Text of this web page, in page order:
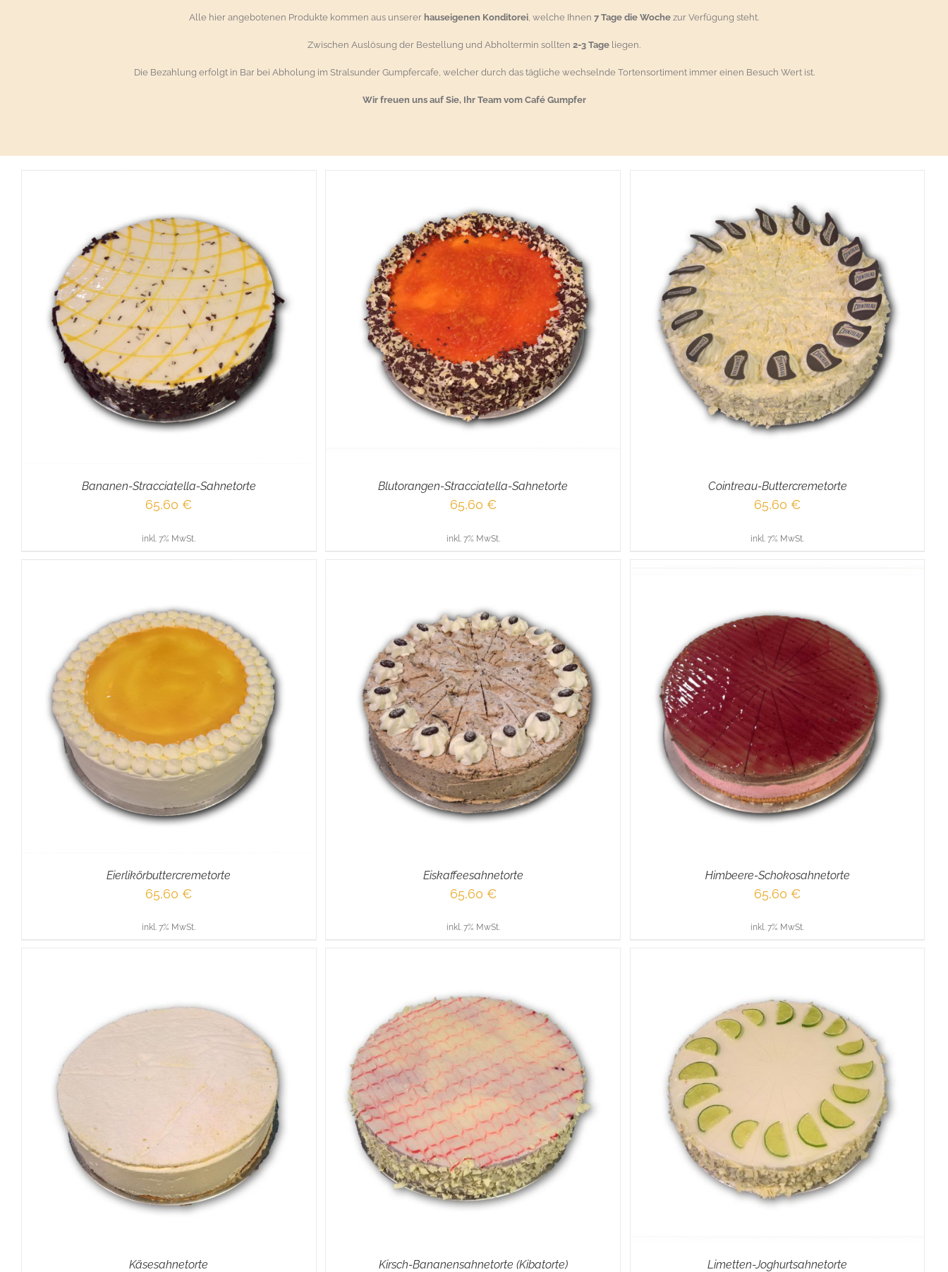
Alle hier angebotenen Produkte kommen aus unserer hauseigenen Konditorei , welche Ihnen 7 Tage die Woche zur Verfügung steht.
Zwischen Auslösung der Bestellung und Abholtermin sollten 2-3 Tage liegen.
Die Bezahlung erfolgt in Bar bei Abholung im Stralsunder Gumpfercafe, welcher durch das tägliche wechselnde Tortensortiment immer einen Besuch Wert ist.
Wir freuen uns auf Sie, Ihr Team vom Café Gumpfer
Bananen-Stracciatella-Sahnetorte
65,60€
inkl. 7% MwSt.
IN DEN WARENKORB / DETAILS
Blutorangen-Stracciatella-Sahnetorte
65,60 €
inkl. 7% MwSt.
IN DEN WARENKORB / DETAILS
Cointreau-Buttercremetorte
65,60€
inkl. 7% MwSt.
Eierlikörbuttercremetorte
65,60€
inkl. 7% MwSt.
DETAILS
Eiskaffeesahnetorte
65,60 €
inkl. 7% MwSt.
IN DEN WARENKORB / DETAILS
Himbeere-Schokosahnetorte
65,60€
inkl. 7% MwSt.
Käsesahnetorte Kirsch-Bananensahnetorte (Kibatorte)
IN DEN WARENKORB DETAILS
Limetten-Joghurtsahnetorte